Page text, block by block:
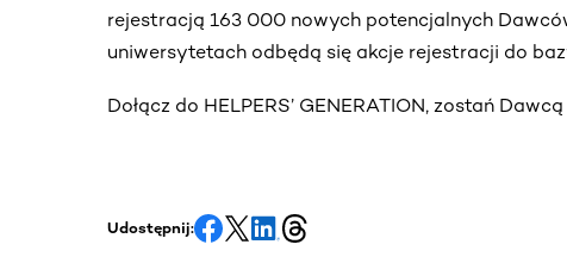
rejestracją 163 000 nowych potencjalnych
uniwersytetach odbędą się akcje rejestracji do
Dołącz do HELPERS’ GENERATION, zostań
Udostępnij: